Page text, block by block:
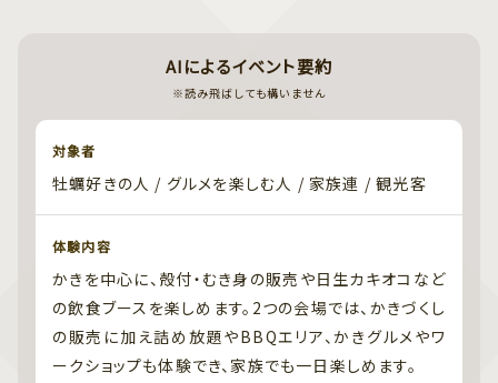
AIによるイベント要約
※読み飛ばしても構いません
対象者
牡蠣好きの人 / グルメを楽しむ人 / 家族連 / 観光客
体験内容
かきを中心に、殻付・むき身の販売や日生カキオコなど
の飲食ブースを楽しめます。2つの会場では、かきづくし
の販売に加え詰め放題やBBQエリア、かきグルメやワ
ークショップも体験でき、家族でも一日楽しめます。